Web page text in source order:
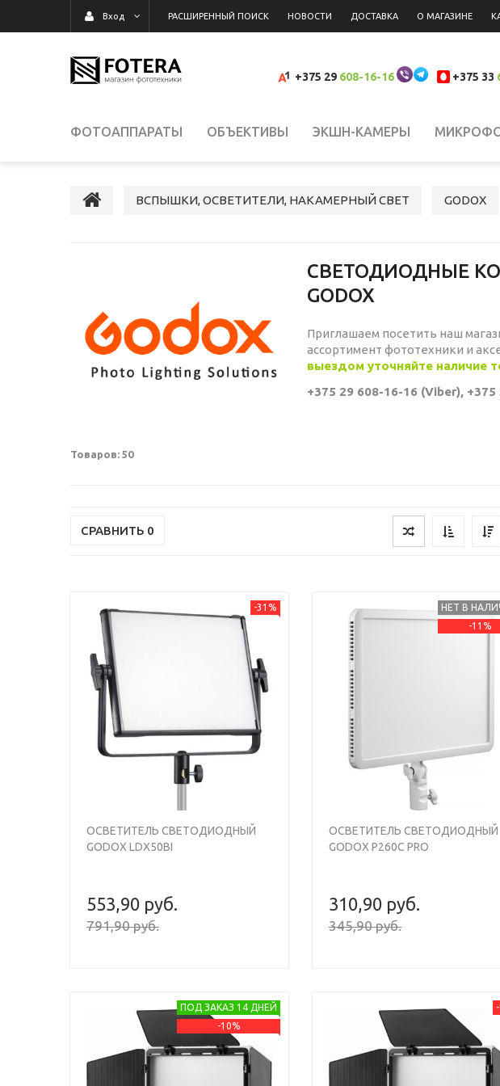
Вход РАСШИРЕННЫЙ ПОИСК НОВОСТИ ДОСТАВКА О МАГАЗИНЕ
+375 29 608-16-16 +375 33
ФОТОАППАРАТЫ ОБЪЕКТИВЫ ЭКШН-КАМЕРЫ
ВИДЕОРЕГИСТРАТОРЫ ГРАФИЧЕСКИЕ ПЛАНШЕТЫ
СРЕДСТВА ДЛЯ ОЧИСТКИ ОПТИКИ РАСПРОДАЖА
ВСПЫШКИ, ОСВЕТИТЕЛИ, НАКАМЕРНЫЙ СВЕТ GODOX
СВЕТОДИОДНЫЕ
GODOX
Приглашаем посетить наш
ассортимент фототехники и
выездом уточняйте наличие
+375 29 608-16-16 (Viber),
Товаров: 50
СРАВНИТЬ 0
-31%
ОСВЕТИТЕЛЬ СВЕТОДИОДНЫЙ
GODOX LDX50BI
553,90 руб.
791,90 руб.
Previous
НЕТ В
-11%
ОСВЕТИТЕЛЬ СВЕТОДИОДНЫЙ
GODOX P260C PRO
310,90 руб.
345,90 руб.
ПОД ЗАКАЗ 14 ДНЕЙ
-10%